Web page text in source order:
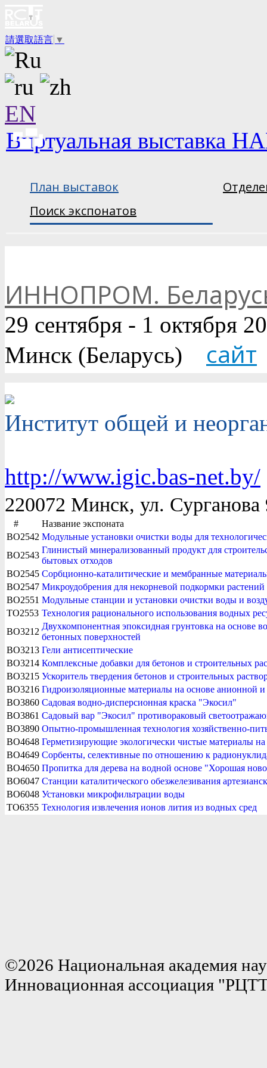
請選取語言 ▼
EN
Виртуальная выставка
План выставок
Поиск экспонатов
ИННОПРОМ.
29 сентября - 1 октября
Минск (Беларусь) сайт
Институт общей и
http://www.igic.bas-net.by/
220072 Минск, ул. Сурганова
#
Название экспоната
BO2542 Модульные установки очистки воды для
BO2543
Глинистый минерализованный продукт для
бытовых отходов
BO2545 Сорбционно-каталитические и мембранные
BO2547 Микроудобрения для некорневой подкормки растений
BO2551 Модульные станции и установки очистки воды и
TO2553 Технология рационального использования водных
BO3212
Двухкомпонентная эпоксидная грунтовка на основе
бетонных поверхностей
BO3213 Гели антисептические
BO3214 Комплексные добавки для бетонов и строительных
BO3215 Ускоритель твердения бетонов и строительных
BO3216 Гидроизоляционные материалы на основе анионной
BO3860 Садовая водно-дисперсионная краска "Экосил"
BO3861 Садовый вар "Экосил" противораковый
BO3890 Опытно-промышленная технология хозяйственно-
BO4648 Герметизирующие экологически чистые материалы
BO4649 Сорбенты, селективные по отношению к
BO4650 Пропитка для дерева на водной основе "Хорошая
BO6047 Станции каталитического обезжелезивания
BO6048 Установки микрофильтрации воды
TO6355 Технология извлечения ионов лития из водных сред
©2026 Национальная академия
Инновационная ассоциация